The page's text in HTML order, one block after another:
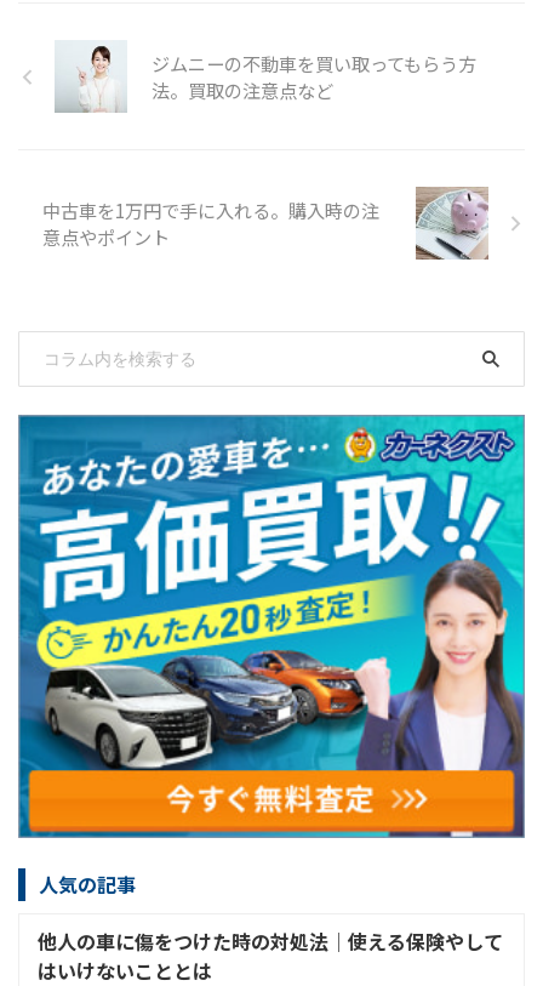
ジムニーの不動車を買い取ってもらう方
法。買取の注意点など
中古車を1万円で手に入れる。購入時の注
意点やポイント
人気の記事
他人の車に傷をつけた時の対処法│使える保険やして
はいけないこととは